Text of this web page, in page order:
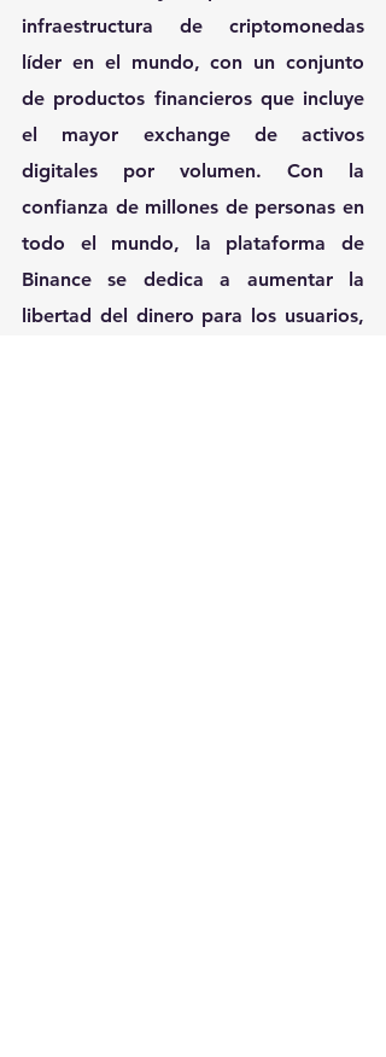
infraestructura de criptomonedas
líder en el mundo, con un conjunto
de productos financieros que incluye
el mayor exchange de activos
digitales por volumen. Con la
confianza de millones de personas en
todo el mundo, la plataforma de
Binance se dedica a aumentar la
libertad del dinero para los usuarios,